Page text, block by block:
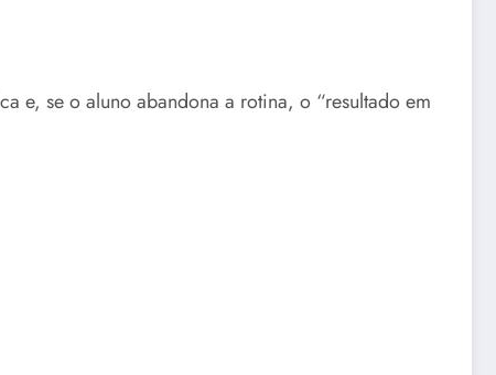
e, se o aluno abandona a rotina, o “resultado em